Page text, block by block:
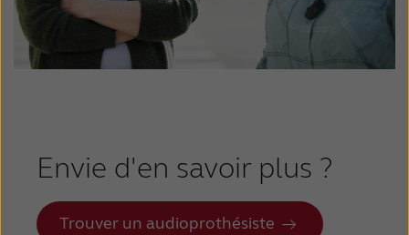
Envie d'en savoir plus ?
Trouver un audioprothésiste